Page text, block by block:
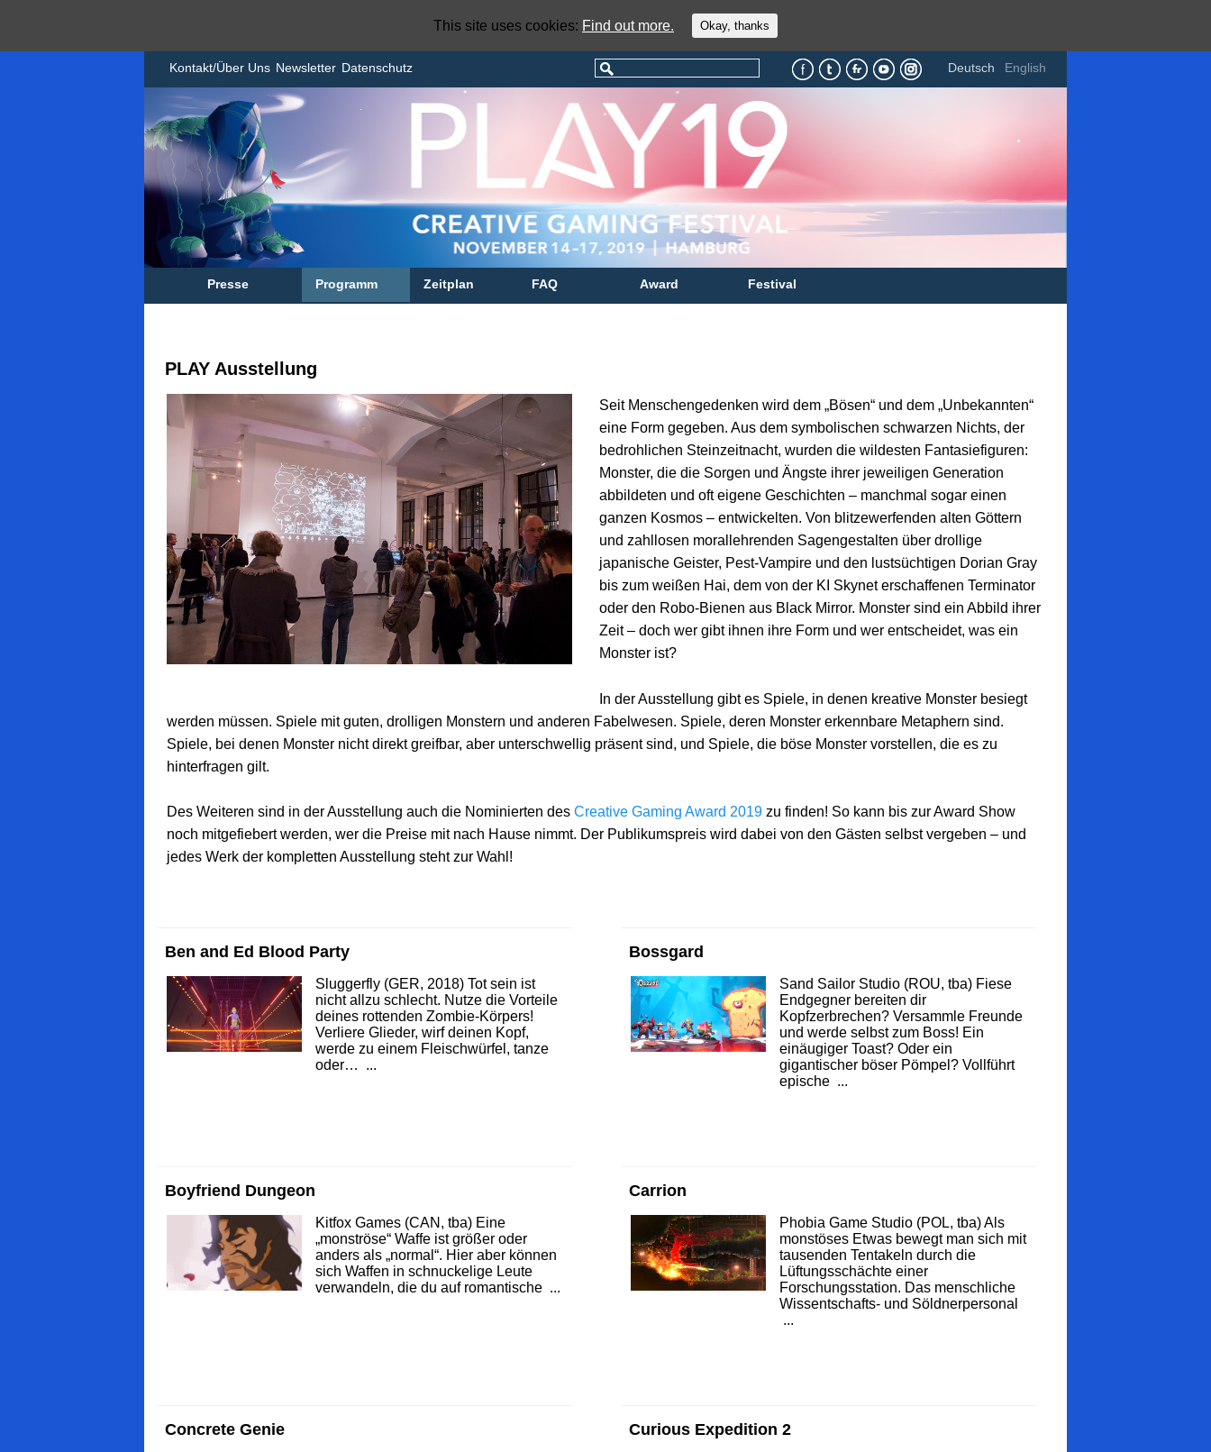
Deutsch English
Kontakt/Über Uns Newsletter Datenschutz
Presse Programm Zeitplan FAQ Award Festival
PLAY Ausstellung
Seit Menschengedenken wird dem „Bösen“ und dem „Unbekannten“
eine Form gegeben. Aus dem symbolischen schwarzen Nichts, der
bedrohlichen Steinzeitnacht, wurden die wildesten Fantasiefiguren:
Monster, die die Sorgen und Ängste ihrer jeweiligen Generation
abbildeten und oft eigene Geschichten – manchmal sogar einen
ganzen Kosmos – entwickelten. Von blitzewerfenden alten Göttern
und zahllosen morallehrenden Sagengestalten über drollige
japanische Geister, Pest-Vampire und den lustsüchtigen Dorian Gray
bis zum weißen Hai, dem von der KI Skynet erschaffenen Terminator
oder den Robo-Bienen aus Black Mirror. Monster sind ein Abbild ihrer
Zeit – doch wer gibt ihnen ihre Form und wer entscheidet, was ein
Monster ist?
In der Ausstellung gibt es Spiele, in denen kreative Monster besiegt
werden müssen. Spiele mit guten, drolligen Monstern und anderen Fabelwesen. Spiele, deren Monster erkennbare Metaphern sind.
Spiele, bei denen Monster nicht direkt greifbar, aber unterschwellig präsent sind, und Spiele, die böse Monster vorstellen, die es zu
hinterfragen gilt.
Des Weiteren sind in der Ausstellung auch die Nominierten des Creative Gaming Award 2019 zu finden! So kann bis zur Award Show
noch mitgefiebert werden, wer die Preise mit nach Hause nimmt. Der Publikumspreis wird dabei von den Gästen selbst vergeben – und
jedes Werk der kompletten Ausstellung steht zur Wahl!
Ben and Ed Blood Party
Sluggerfly (GER, 2018) Tot sein ist
nicht allzu schlecht. Nutze die Vorteile
deines rottenden Zombie-Körpers!
Verliere Glieder, wirf deinen Kopf,
werde zu einem Fleischwürfel, tanze
oder… ...
Bossgard
Sand Sailor Studio (ROU, tba) Fiese
Endgegner bereiten dir
Kopfzerbrechen? Versammle Freunde
und werde selbst zum Boss! Ein
einäugiger Toast? Oder ein
gigantischer böser Pömpel? Vollführt
epische ...
Boyfriend Dungeon
Kitfox Games (CAN, tba) Eine
„monströse“ Waffe ist größer oder
anders als „normal“. Hier aber können
sich Waffen in schnuckelige Leute
verwandeln, die du auf romantische ...
Carrion
Phobia Game Studio (POL, tba) Als
monstöses Etwas bewegt man sich mit
tausenden Tentakeln durch die
Lüftungsschächte einer
Forschungsstation. Das menschliche
Wissentschafts- und Söldnerpersonal
...
Concrete Genie Curious Expedition 2
This site uses cookies: Find out more. Okay, thanks